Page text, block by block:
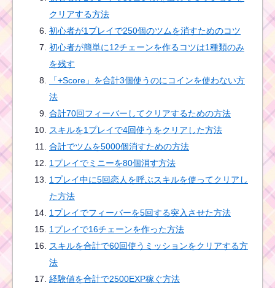
ツムツム1月イベント！
ディズニースターシア
ツムツムミッシ
ョンビンゴ23枚
目のミッション
を攻略した方法
月
1
新ツム クラリス追加＆
クリアする方法
初心者が1プレイで250個のツムを消すためのコツ
初心者が簡単に12チェーンを作るコツは1種類のみ
を残す
「+Score」を合計3個使うのにコインを使わない方
法
合計70回フィーバーしてクリアするための方法
スキルを1プレイで4回使うをクリアした方法
合計でツムを5000個消すための方法
1プレイでミニーを80個消す方法
1プレイ中に5回恋人を呼ぶスキルを使ってクリアし
た方法
1プレイでフィーバーを5回する突入させた方法
1プレイで16チェーンを作った方法
スキルを合計で60回使うミッションをクリアする方
法
経験値を合計で2500EXP稼ぐ方法